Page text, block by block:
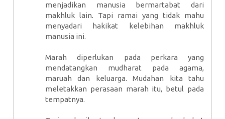
menjadikan manusia bermartabat dari
makhluk lain. Tapi ramai yang tidak mahu
menyadari hakikat kelebihan makhluk
manusia ini.
Marah diperlukan pada perkara yang
mendatangkan mudharat pada agama,
maruah dan keluarga. Mudahan kita tahu
meletakkan perasaan marah itu, betul pada
tempatnya.